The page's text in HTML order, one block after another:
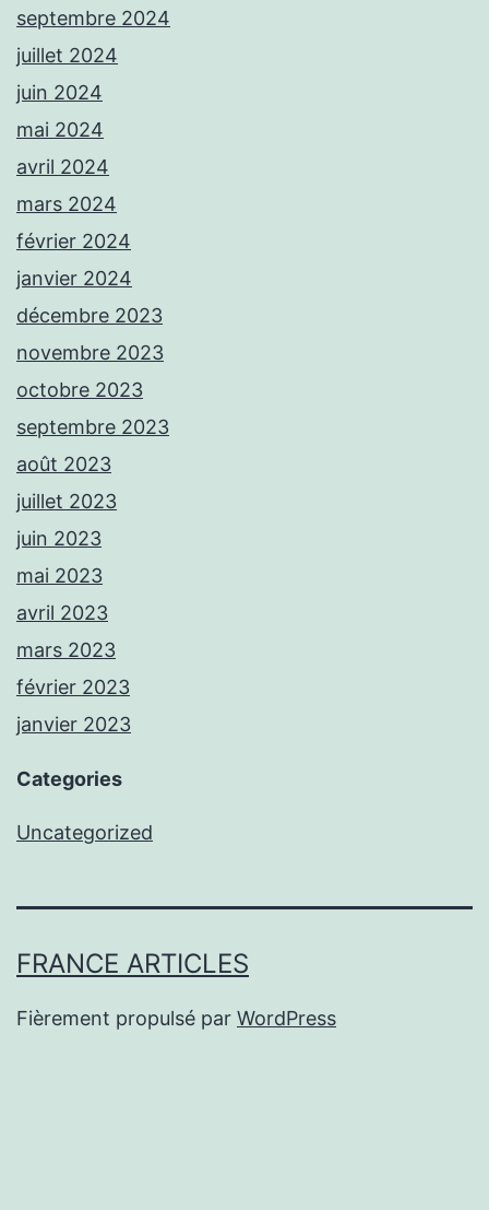
septembre 2024
juillet 2024
juin 2024
mai 2024
avril 2024
mars 2024
février 2024
janvier 2024
décembre 2023
novembre 2023
octobre 2023
septembre 2023
août 2023
juillet 2023
juin 2023
mai 2023
avril 2023
mars 2023
février 2023
janvier 2023
Categories
Uncategorized
FRANCE ARTICLES
Fièrement propulsé par WordPress